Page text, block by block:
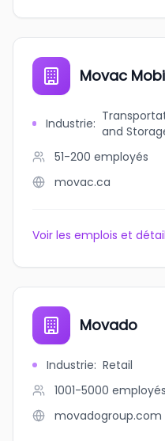
Movac
Industrie: and
51-200 employés
movac.ca
Voir les emplois et
Movado
Industrie: Retail
1001-5000 employés
movadogroup.com